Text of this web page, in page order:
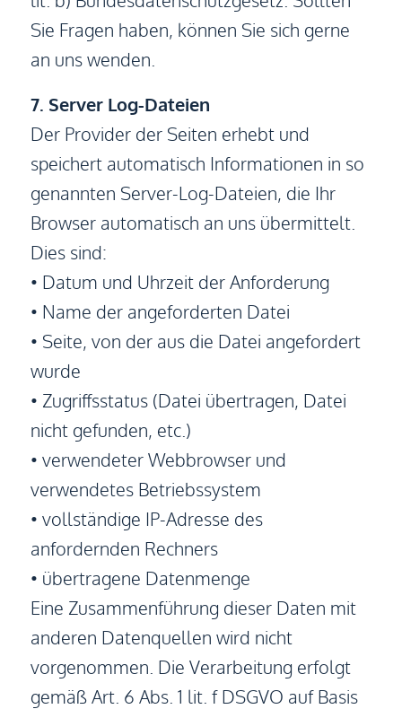
Sie Fragen haben, können Sie sich gerne
an uns wenden.
7. Server Log-Dateien
Der Provider der Seiten erhebt und
speichert automatisch Informationen in so
genannten Server-Log-Dateien, die Ihr
Browser automatisch an uns übermittelt.
Dies sind:
• Datum und Uhrzeit der Anforderung
• Name der angeforderten Datei
• Seite, von der aus die Datei angefordert
wurde
• Zugriffsstatus (Datei übertragen, Datei
nicht gefunden, etc.)
• verwendeter Webbrowser und
verwendetes Betriebssystem
• vollständige IP-Adresse des
anfordernden Rechners
• übertragene Datenmenge
Eine Zusammenführung dieser Daten mit
anderen Datenquellen wird nicht
vorgenommen. Die Verarbeitung erfolgt
gemäß Art. 6 Abs. 1 lit. f DSGVO auf Basis